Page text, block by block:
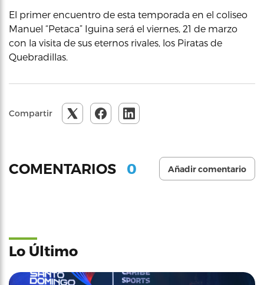
El primer encuentro de esta temporada en el coliseo
Manuel “Petaca” Iguina será el viernes, 21 de marzo
con la visita de sus eternos rivales, los Piratas de
Quebradillas.
Compartir
COMENTARIOS 0 Añadir comentario
Lo Último